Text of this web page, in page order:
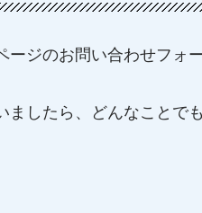
ジのお問い合わせフォ
したら、どんなことで